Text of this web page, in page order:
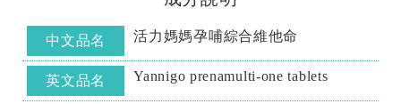
中文品名 活力媽媽孕哺綜合維他命
英文品名 Yannigo prenamulti-one tablets